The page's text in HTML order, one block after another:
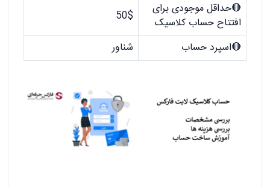
🔴حداقل موجودی برای
افتتاح حساب کلاسیک
50$
🔴اسپرد حساب شناور